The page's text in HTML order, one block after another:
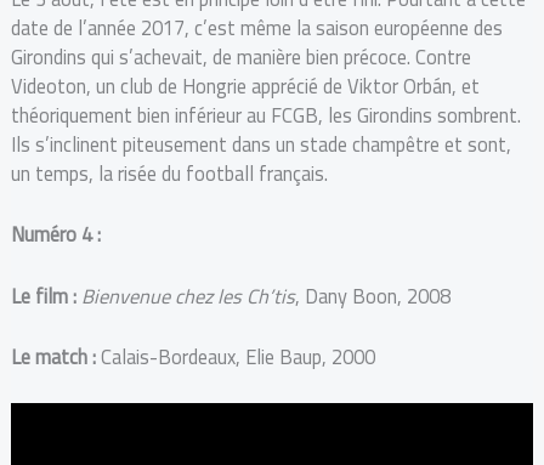
date de l’année 2017, c’est même la saison européenne des
Girondins qui s’achevait, de manière bien précoce. Contre
Videoton, un club de Hongrie apprécié de Viktor Orbán, et
théoriquement bien inférieur au FCGB, les Girondins sombrent.
Ils s’inclinent piteusement dans un stade champêtre et sont,
un temps, la risée du football français.
Numéro 4 :
Le film :Bienvenue chez les Ch’tis, Dany Boon, 2008
Le match :Calais-Bordeaux, Elie Baup, 2000